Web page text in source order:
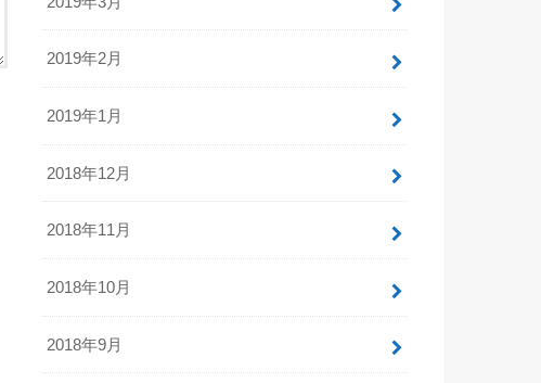
2019年2月
2019年1月
2018年12月
2018年11月
2018年10月
2018年9月